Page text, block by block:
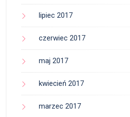
lipiec 2017
czerwiec 2017
maj 2017
kwiecień 2017
marzec 2017